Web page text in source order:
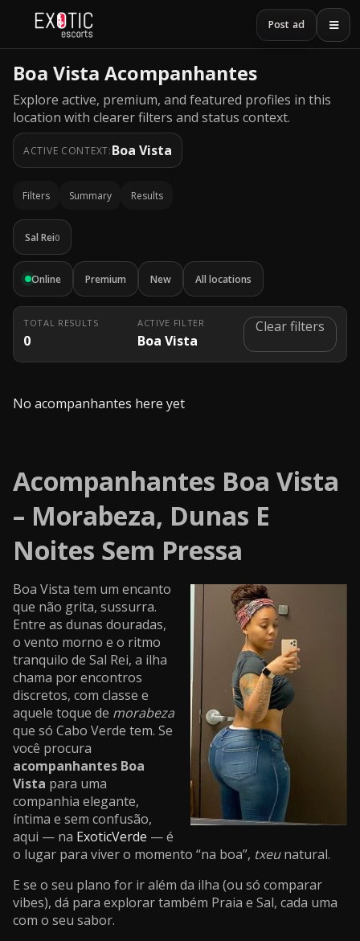
Post ad
Boa Vista Acompanhantes
Explore active, premium, and featured profiles in this
location with clearer filters and status context.
ACTIVE CONTEXT:Boa Vista
Filters Summary Results
Sal Rei0
Online Premium New All locations
TOTAL RESULTS
0
ACTIVE FILTER
Boa Vista
Clear filters
No acompanhantes here yet
Acompanhantes Boa Vista
– Morabeza, Dunas E
Noites Sem Pressa
Boa Vista tem um encanto
que não grita, sussurra.
Entre as dunas douradas,
o vento morno e o ritmo
tranquilo de Sal Rei, a ilha
chama por encontros
discretos, com classe e
aquele toque de morabeza
que só Cabo Verde tem. Se
você procura
acompanhantes Boa
Vista para uma
companhia elegante,
íntima e sem confusão,
aqui — na ExoticVerde — é
o lugar para viver o momento “na boa”, txeunatural.
E se o seu plano for ir além da ilha (ou só comparar
vibes), dá para explorar também Praia e Sal, cada uma
com o seu sabor.